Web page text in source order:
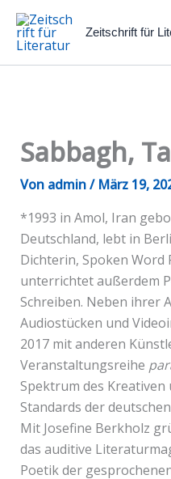
Zum
Inhalt
springen
Zeitschrift für
Sabbagh,
Von admin/ März 19,
*1993 in Amol, Iran
Deutschland, lebt in
Dichterin, Spoken
unterrichtet außerdem
Schreiben. Neben ihrer
Audiostücken und
2017 mit anderen
Veranstaltungsreihe
Spektrum des
Standards der
Mit Josefine Berkholz
das auditive
Poetik der